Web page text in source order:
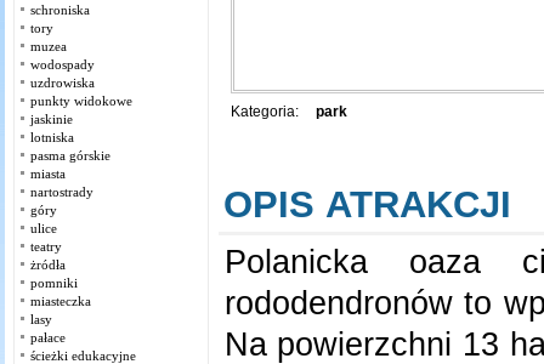
schroniska
tory
muzea
wodospady
uzdrowiska
punkty widokowe
jaskinie
lotniska
pasma górskie
miasta
nartostrady
góry
ulice
teatry
żródła
pomniki
miasteczka
lasy
pałace
ścieżki edukacyjne
Kategoria: park
OPIS ATRAKCJI
Polanicka oaza
rododendronów to
Na powierzchni 13